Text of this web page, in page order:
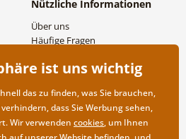
Nützliche Informationen
Über uns
Häufige Fragen
Großhandel und
ist uns wichtig
das zu finden, was Sie brauchen,
dass Sie Werbung sehen,
Wir verwenden cookies, um Ihnen